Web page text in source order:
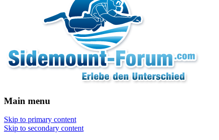
Main menu
Skip to primary content
Skip to secondary content